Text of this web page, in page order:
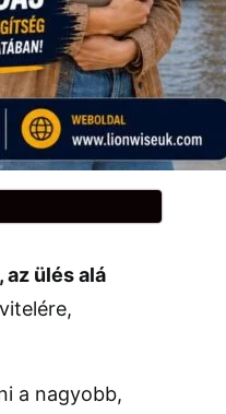
ülés alá
a nagyobb,